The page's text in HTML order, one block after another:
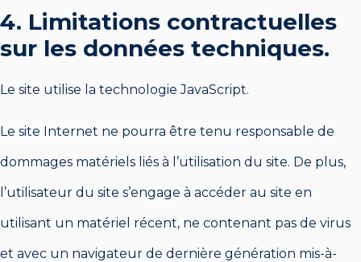
4. Limitations contractuelles
sur les données techniques.
Le site utilise la technologie JavaScript.
Le site Internet ne pourra être tenu responsable de
dommages matériels liés à l’utilisation du site. De plus,
l’utilisateur du site s’engage à accéder au site en
utilisant un matériel récent, ne contenant pas de virus
et avec un navigateur de dernière génération mis-à-